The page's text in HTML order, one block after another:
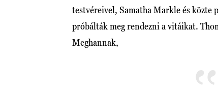
testvéreivel, Samatha Markle és közte
próbálták meg rendezni a vitáikat.
Meghannak,